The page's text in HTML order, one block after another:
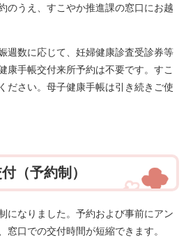
のうえ、すこやか推進課の窓口にお越
週数に応じて、妊婦健康診査受診券等
康手帳交付来所予約は不要です。すこ
ださい。母子健康手帳は引き続きご使
（予約制）
になりました。予約および事前にアン
窓口での交付時間が短縮できます。